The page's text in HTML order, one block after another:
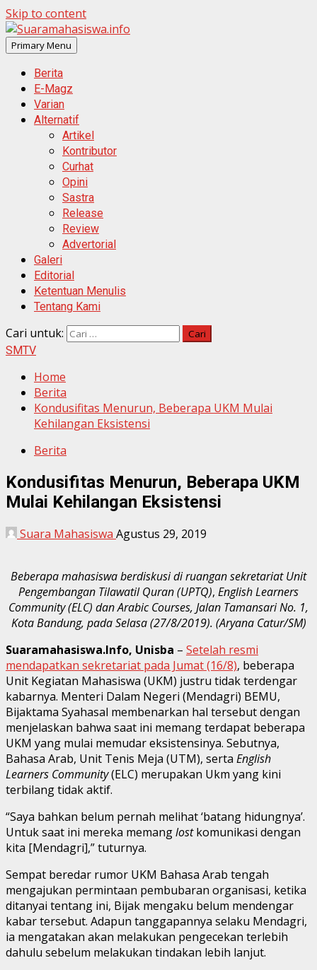
Skip to content
Primary Menu
Berita
E-Magz
Varian
Alternatif
Artikel
Kontributor
Curhat
Opini
Sastra
Release
Review
Advertorial
Galeri
Editorial
Ketentuan Menulis
Tentang Kami
Cari untuk:
SMTV
Home
Berita
Kondusifitas Menurun, Beberapa UKM Mulai
Kehilangan Eksistensi
Berita
Kondusifitas Menurun, Beberapa UKM
Mulai Kehilangan Eksistensi
Suara Mahasiswa Agustus 29, 2019
Beberapa mahasiswa berdiskusi di ruangan sekretariat Unit
Pengembangan Tilawatil Quran (UPTQ), English Learners
Community (ELC) dan Arabic Courses, Jalan Tamansari No. 1,
Kota Bandung, pada Selasa (27/8/2019). (Aryana Catur/SM)
Suaramahasiswa.Info, Unisba – Setelah resmi
mendapatkan sekretariat pada Jumat (16/8), beberapa
Unit Kegiatan Mahasiswa (UKM) justru tidak terdengar
kabarnya. Menteri Dalam Negeri (Mendagri) BEMU,
Bijaktama Syahasal membenarkan hal tersebut dengan
menjelaskan bahwa saat ini memang terdapat beberapa
UKM yang mulai memudar eksistensinya. Sebutnya,
Bahasa Arab, Unit Tenis Meja (UTM), serta English
Learners Community(ELC) merupakan Ukm yang kini
terbilang tidak aktif.
“Saya bahkan belum pernah melihat ‘batang hidungnya’.
Untuk saat ini mereka memanglostkomunikasi dengan
kita [Mendagri],” tuturnya.
Sempat beredar rumor UKM Bahasa Arab tengah
mengajukan permintaan pembubaran organisasi, ketika
ditanyai tentang ini, Bijak mengaku belum mendengar
kabar tersebut. Adapun tanggapannya selaku Mendagri,
ia mengatakan akan melakukan pengecekan terlebih
dahulu sebelum melakukan tindakan lebih lanjut.